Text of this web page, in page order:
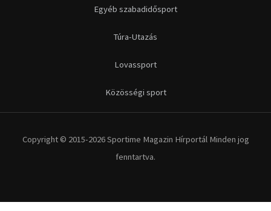
Egyéb szabadidősport
Túra-Utazás
Lovassport
Közösségi sport
Copyright © 2015-2026 Sportime Magazin Hírportál Minden jog
fenntartva.